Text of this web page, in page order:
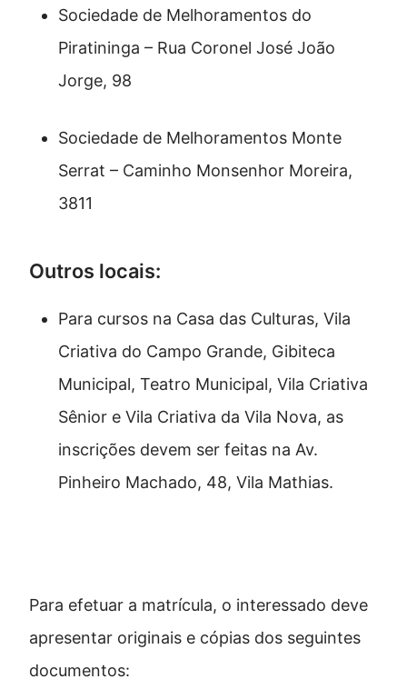
Sociedade de Melhoramentos do
Piratininga – Rua Coronel José João
Jorge, 98
Sociedade de Melhoramentos Monte
Serrat – Caminho Monsenhor Moreira,
3811
Outros locais:
Para cursos na Casa das Culturas, Vila
Criativa do Campo Grande, Gibiteca
Municipal, Teatro Municipal, Vila Criativa
Sênior e Vila Criativa da Vila Nova, as
inscrições devem ser feitas na Av.
Pinheiro Machado, 48, Vila Mathias.
Para efetuar a matrícula, o interessado deve
apresentar originais e cópias dos seguintes
documentos: